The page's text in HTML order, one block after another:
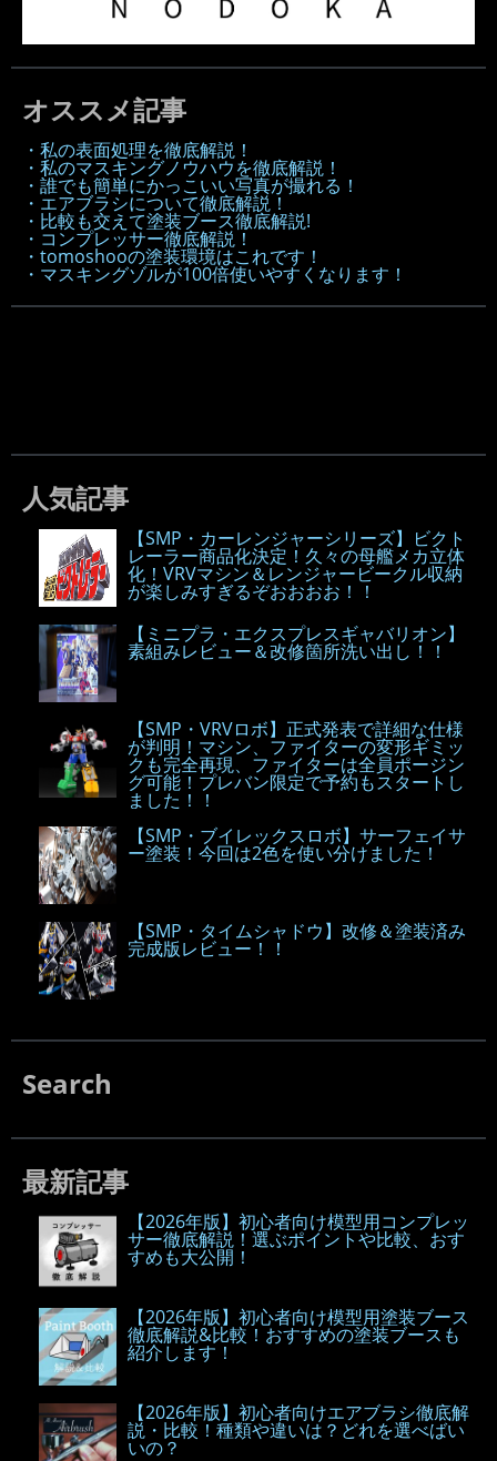
オススメ記事
・私の表面処理を徹底解説！
・私のマスキングノウハウを徹底解説！
・誰でも簡単にかっこいい写真が撮れる！
・エアブラシについて徹底解説！
・比較も交えて塗装ブース徹底解説!
・コンプレッサー徹底解説！
・tomoshooの塗装環境はこれです！
・マスキングゾルが100倍使いやすくなります！
人気記事
【SMP・カーレンジャーシリーズ】ビクト
レーラー商品化決定！久々の母艦メカ立体
化！VRVマシン＆レンジャービークル収納
が楽しみすぎるぞおおおお！！
【ミニプラ・エクスプレスギャバリオン】
素組みレビュー＆改修箇所洗い出し！！
【SMP・VRVロボ】正式発表で詳細な仕様
が判明！マシン、ファイターの変形ギミッ
クも完全再現、ファイターは全員ポージン
グ可能！プレバン限定で予約もスタートし
ました！！
【SMP・ブイレックスロボ】サーフェイサ
ー塗装！今回は2色を使い分けました！
【SMP・タイムシャドウ】改修＆塗装済み
完成版レビュー！！
Search
最新記事
【2026年版】初心者向け模型用コンプレッ
サー徹底解説！選ぶポイントや比較、おす
すめも大公開！
【2026年版】初心者向け模型用塗装ブース
徹底解説&比較！おすすめの塗装ブースも
紹介します！
【2026年版】初心者向けエアブラシ徹底解
説・比較！種類や違いは？どれを選べばい
いの？